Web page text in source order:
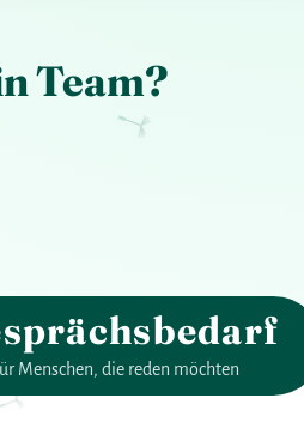
Team?
Menschen, die reden möchten